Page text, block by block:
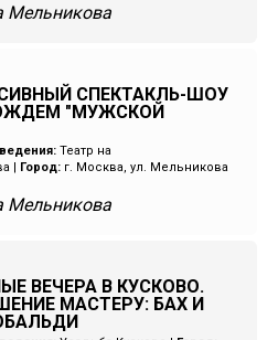
Мельникова
СПЕКТАКЛЬ-ШОУ
"МУЖСКОЙ
Театр на
| Город: г. Москва, ул. Мельникова
Мельникова
ВЕЧЕРА В КУСКОВО.
МАСТЕРУ: БАХ И